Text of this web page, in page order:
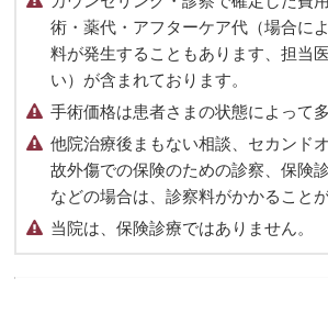
術・薬代・アフターケア代（場合に
料が発生することもあります、担当
い）が含まれております。
手術価格は患者さまの状態によって
他院治療後まもない相談、セカンド
故外傷での保険のための診察、保険
などの場合は、診察料がかかること
当院は、保険診療ではありません。